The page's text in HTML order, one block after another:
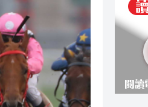
18:16
18:15